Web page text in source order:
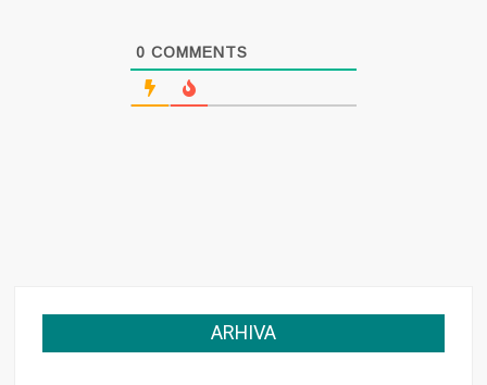
0 COMMENTS
ARHIVA